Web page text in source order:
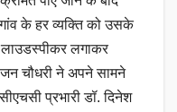
के हर व्यक्ति को उसके
लाउडस्पीकर लगाकर
चौधरी ने अपने सामने
प्रभारी डॉ. दिनेश